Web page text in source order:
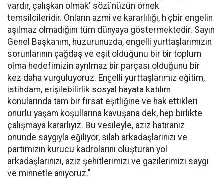
vardır, çalışkan olmak' sözünüzün örnek
temsilcileridir. Onların azmi ve kararlılığı, hiçbir engelin
aşılmaz olmadığını tüm dünyaya göstermektedir. Sayın
Genel Başkanım, huzurunuzda, engelli yurttaşlarımızın
sorunlarının çağdaş ve eşit olduğunu bir bir toplum
olma hedefimizin ayrılmaz bir parçası olduğunu bir
kez daha vurguluyoruz. Engelli yurttaşlarımız eğitim,
istihdam, erişilebilirlik sosyal hayata katılım
konularında tam bir fırsat eşitliğine ve hak ettikleri
onurlu yaşam koşullarına kavuşana dek, hep birlikte
çalışmaya kararlıyız. Bu vesileyle, aziz hatıranız
önünde saygıyla eğiliyor, silah arkadaşlarınızı ve
partimizin kurucu kadrolarını oluşturan yol
arkadaşlarınızı, aziz şehitlerimizi ve gazilerimizi saygı
ve minnetle anıyoruz."